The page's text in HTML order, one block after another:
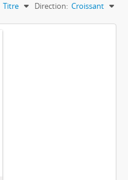
Titre Direction: Croissant